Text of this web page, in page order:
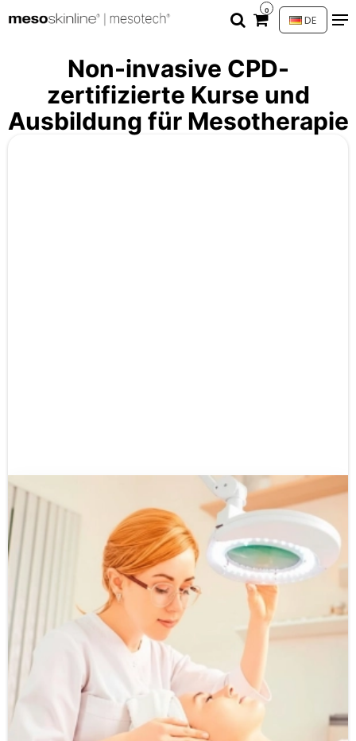
0
DE
Non-invasive CPD-
zertifizierte Kurse und
Ausbildung für Mesotherapie